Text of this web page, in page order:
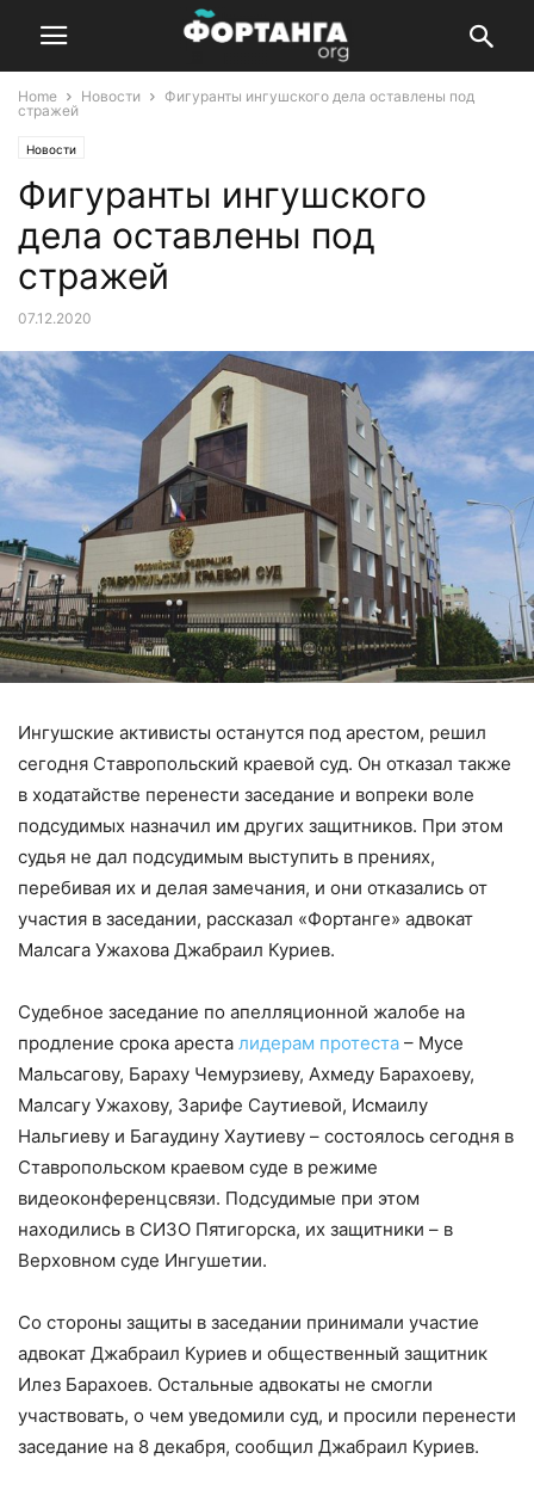
Home Новости
Фигуранты ингушского дела оставлены под
стражей
Новости
Фигуранты ингушского
дела оставлены под
стражей
07.12.2020
Ингушские активисты останутся под арестом, решил
сегодня Ставропольский краевой суд. Он отказал также
в ходатайстве перенести заседание и вопреки воле
подсудимых назначил им других защитников. При этом
судья не дал подсудимым выступить в прениях,
перебивая их и делая замечания, и они отказались от
участия в заседании, рассказал «Фортанге» адвокат
Малсага Ужахова Джабраил Куриев.
Судебное заседание по апелляционной жалобе на
продление срока ареста лидерам протеста – Мусе
Мальсагову, Бараху Чемурзиеву, Ахмеду Барахоеву,
Малсагу Ужахову, Зарифе Саутиевой, Исмаилу
Нальгиеву и Багаудину Хаутиеву – состоялось сегодня в
Ставропольском краевом суде в режиме
видеоконференцсвязи. Подсудимые при этом
находились в СИЗО Пятигорска, их защитники – в
Верховном суде Ингушетии.
Со стороны защиты в заседании принимали участие
адвокат Джабраил Куриев и общественный защитник
Илез Барахоев. Остальные адвокаты не смогли
участвовать, о чем уведомили суд, и просили перенести
заседание на 8 декабря, сообщил Джабраил Куриев.